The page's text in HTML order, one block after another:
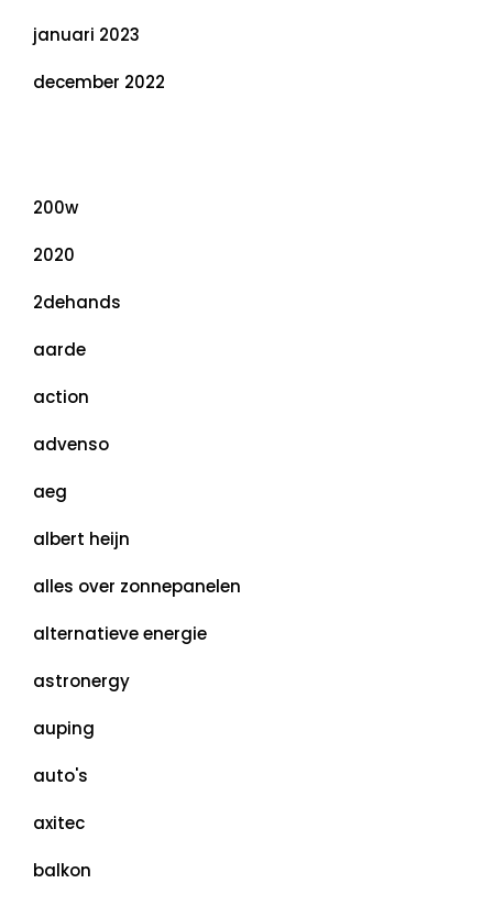
januari 2023
december 2022
200w
2020
2dehands
aarde
action
advenso
aeg
albert heijn
alles over zonnepanelen
alternatieve energie
astronergy
auping
auto's
axitec
balkon